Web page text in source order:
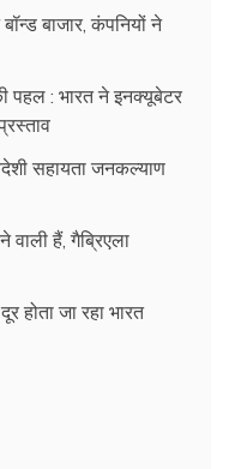
बाजार, कंपनियों ने
पहल : भारत ने इनक्यूबेटर
सहायता जनकल्याण
वाली हैं, गैब्रिएला
होता जा रहा भारत